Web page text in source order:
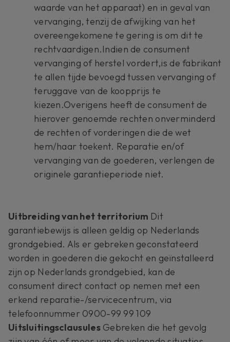
waarde van het apparaat) en in geval van
vervanging, tenzij de afwijking van het
overeengekomene te gering is om dit te
rechtvaardigen.Indien de consument
vervanging of herstel vordert,is de fabrikant
te allen tijde bevoegd tussen vervanging of
teruggave van de koopprijs te
kiezen.Overigens heeft de consument de
hierover genoemde rechten onverminderd
de rechten of vorderingen die de wet
hem/haar toekent. Reparatie en/of
vervanging van de goederen, verlengen de
originele garantieperiode niet.
Uitbreiding van het territorium Dit
garantiebewijs is alleen geldig op Nederlands
grondgebied. Als er gebreken geconstateerd
worden in goederen die gekocht en geïnstalleerd
zijn op Nederlands grondgebied, kan de
consument direct contact op nemen met een
erkend reparatie-/servicecentrum, via
telefoonnummer 0900-99 99 109
UitsluitingsclausulesGebreken die het gevolg